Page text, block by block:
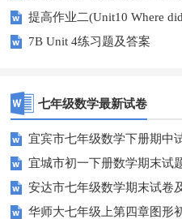
提高作业二(Unit10 Where
7B Unit 4练习题及答案
七年级数学最新试卷
宜宾市七年级数学下册期中
宜城市初一下册数学期末试
安达市七年级数学期末试卷
华师大七年级上第四章图形